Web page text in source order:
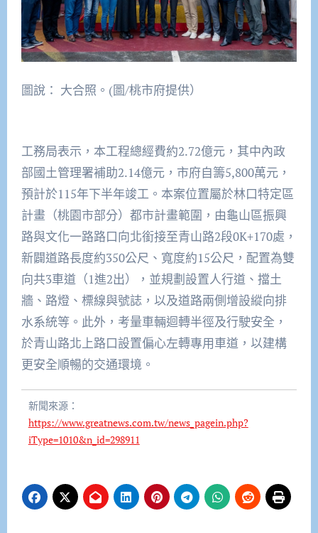
圖說： 大合照。(圖/桃市府提供）
工務局表示，本工程總經費約2.72億元，其中內政
部國土管理署補助2.14億元，市府自籌5,800萬元，
預計於115年下半年竣工。本案位置屬於林口特定區
計畫（桃園市部分）都市計畫範圍，由龜山區振興
路與文化一路路口向北銜接至青山路2段0K+170處，
新闢道路長度約350公尺、寬度約15公尺，配置為雙
向共3車道（1進2出），並規劃設置人行道、擋土
牆、路燈、標線與號誌，以及道路兩側增設縱向排
水系統等。此外，考量車輛迴轉半徑及行駛安全，
於青山路北上路口設置偏心左轉專用車道，以建構
更安全順暢的交通環境。
新聞來源：
https://www.greatnews.com.tw/news_pagein.php?
iType=1010&n_id=298911